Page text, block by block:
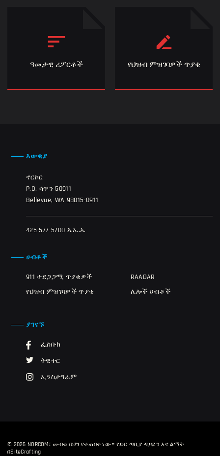
ዓመታዊ ሪፖርቶች የህዝብ ምዝገባዎች ጥያቄ
እውቂያ
ኖርኮር
P.O. ሳጥን 50911
Bellevue, WA 98015-0911
425-577-5700 እ.ኤ.አ.
ሀብቶች
911 ተደጋጋሚ ጥያቄዎች
የህዝብ ምዝገባዎች ጥያቄ
RAADAR
ሌሎች ሀብቶች
ያገናኙ
ፌስቡክ
ትዊተር
ኢንስታግራም
© 2026 NORCOM፣ መብቱ በህግ የተጠበቀ ነው። የድር ጣቢያ ዲዛይን እና ልማት
በSiteCrafting